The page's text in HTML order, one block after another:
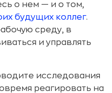
о нем — и о том,
будущих коллег.
среду, в
и управлять
исследования
реагировать на